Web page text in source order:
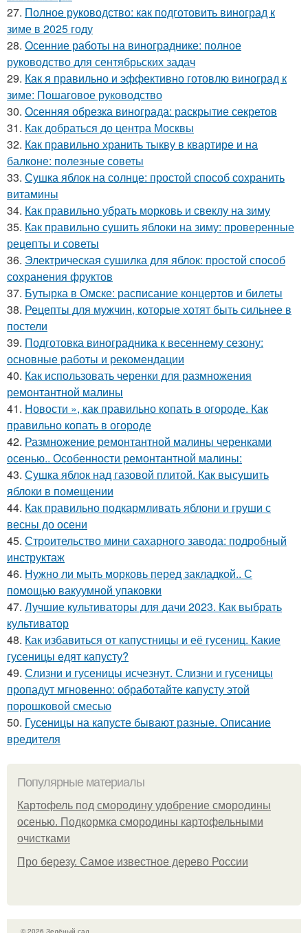
27. Полное руководство: как подготовить виноград к
зиме в 2025 году
28. Осенние работы на винограднике: полное
руководство для сентябрьских задач
29. Как я правильно и эффективно готовлю виноград к
зиме: Пошаговое руководство
30. Осенняя обрезка винограда: раскрытие секретов
31. Как добраться до центра Москвы
32. Как правильно хранить тыкву в квартире и на
балконе: полезные советы
33. Сушка яблок на солнце: простой способ сохранить
витамины
34. Как правильно убрать морковь и свеклу на зиму
35. Как правильно сушить яблоки на зиму: проверенные
рецепты и советы
36. Электрическая сушилка для яблок: простой способ
сохранения фруктов
37. Бутырка в Омске: расписание концертов и билеты
38. Рецепты для мужчин, которые хотят быть сильнее в
постели
39. Подготовка виноградника к весеннему сезону:
основные работы и рекомендации
40. Как использовать черенки для размножения
ремонтантной малины
41. Новости », как правильно копать в огороде. Как
правильно копать в огороде
42. Размножение ремонтантной малины черенками
осенью.. Особенности ремонтантной малины:
43. Сушка яблок над газовой плитой. Как высушить
яблоки в помещении
44. Как правильно подкармливать яблони и груши с
весны до осени
45. Строительство мини сахарного завода: подробный
инструктаж
46. Нужно ли мыть морковь перед закладкой.. С
помощью вакуумной упаковки
47. Лучшие культиваторы для дачи 2023. Как выбрать
культиватор
48. Как избавиться от капустницы и её гусениц. Какие
гусеницы едят капусту?
49. Слизни и гусеницы исчезнут. Слизни и гусеницы
пропадут мгновенно: обработайте капусту этой
порошковой смесью
50. Гусеницы на капусте бывают разные. Описание
вредителя
Популярные материалы
Картофель под смородину удобрение смородины
осенью. Подкормка смородины картофельными
очистками
Про березу. Самое известное дерево России